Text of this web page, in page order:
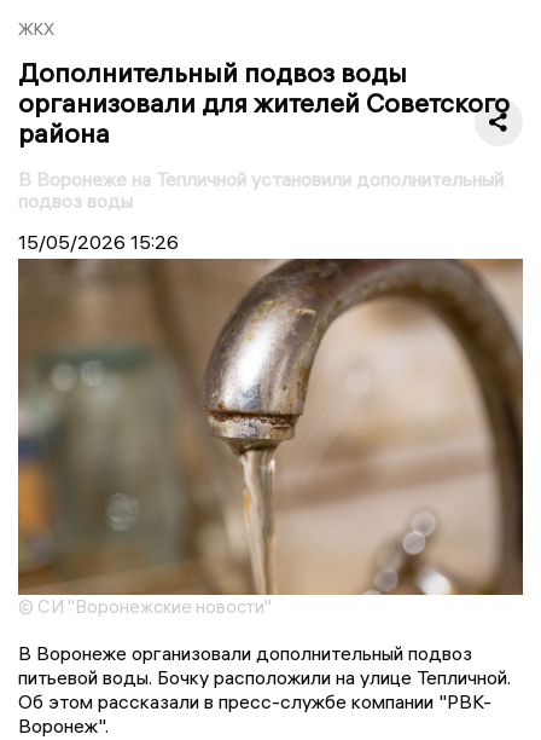
ЖКХ
Дополнительный подвоз воды
организовали для жителей Советского
района
В Воронеже на Тепличной установили дополнительный
подвоз воды
15/05/2026 15:26
© СИ "Воронежские новости"
В Воронеже организовали дополнительный подвоз
питьевой воды. Бочку расположили на улице Тепличной.
Об этом рассказали в пресс-службе компании "РВК-
Воронеж".